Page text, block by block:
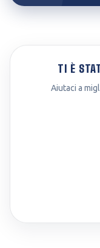
TI È
Aiutaci a